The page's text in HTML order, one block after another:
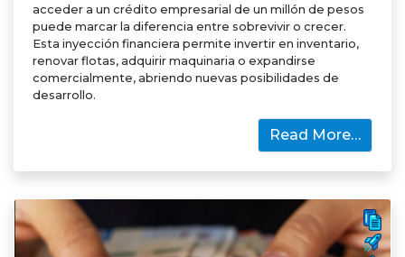
acceder a un crédito empresarial de un millón de pesos
puede marcar la diferencia entre sobrevivir o crecer.
Esta inyección financiera permite invertir en inventario,
renovar flotas, adquirir maquinaria o expandirse
comercialmente, abriendo nuevas posibilidades de
desarrollo.
Read More…